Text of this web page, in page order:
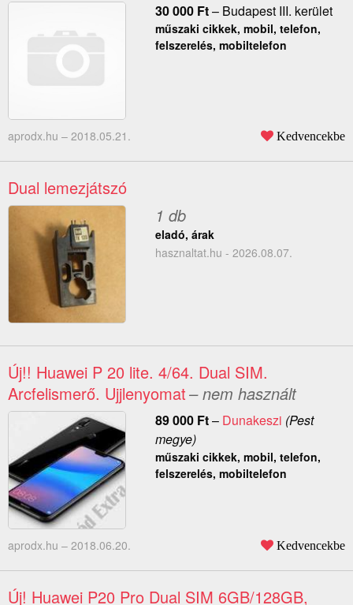
30 000 Ft– Budapest III. kerület
műszaki cikkek, mobil, telefon,
felszerelés, mobiltelefon
aprodx.hu – 2018.05.21. Kedvencekbe
Dual lemezjátszó
1 db
eladó, árak
hasznaltat.hu - 2026.08.07.
Új!! Huawei P 20 lite. 4/64. Dual SIM.
Arcfelismerő. Ujjlenyomat– nem használt
89 000 Ft– Dunakeszi (Pest
megye)
műszaki cikkek, mobil, telefon,
felszerelés, mobiltelefon
aprodx.hu – 2018.06.20. Kedvencekbe
Új! Huawei P20 Pro Dual SIM 6GB/128GB,